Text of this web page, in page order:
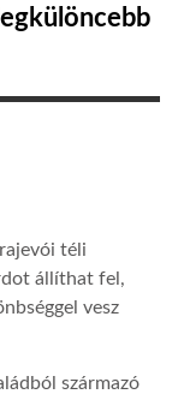
téli
állíthat fel,
vesz
származó